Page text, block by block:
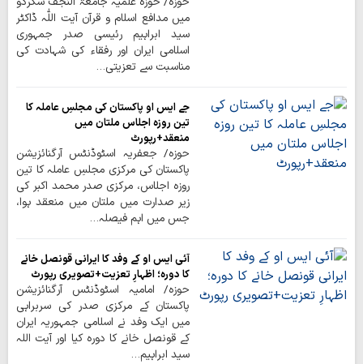
میں مدافع اسلام و قرآن آیت اللّٰہ ڈاکٹر
سید ابراہیم رئیسی صدر جمہوری
اسلامی ایران اور رفقاء کی شہادت کی
مناسبت سے تعزیتی…
جے ایس او پاکستان کی مجلسِ عاملہ کا
تین روزہ اجلاس ملتان میں
منعقد+رپورٹ
حوزہ/ جعفریہ اسٹوڈنٹس آرگنائزیشن
پاکستان کی مرکزی مجلسِ عاملہ کا تین
روزہ اجلاس، مرکزی صدر محمد اکبر کی
زیر صدارت میں ملتان میں منعقد ہوا،
جس میں اہم فیصلہ…
آئی ایس او کے وفد کا ایرانی قونصل خانے
کا دورہ؛ اظہارِ تعزیت+تصویری رپورٹ
حوزہ/ امامیہ اسٹوڈنٹس آرگنائزیشن
پاکستان کے مرکزی صدر کی سربراہی
میں ایک وفد نے اسلامی جمہوریہ ایران
کے قونصل خانے کا دورہ کیا اور آیت اللہ
سید ابراہیم…